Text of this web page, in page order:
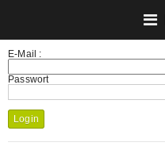
E-Mail :
Passwort
Login